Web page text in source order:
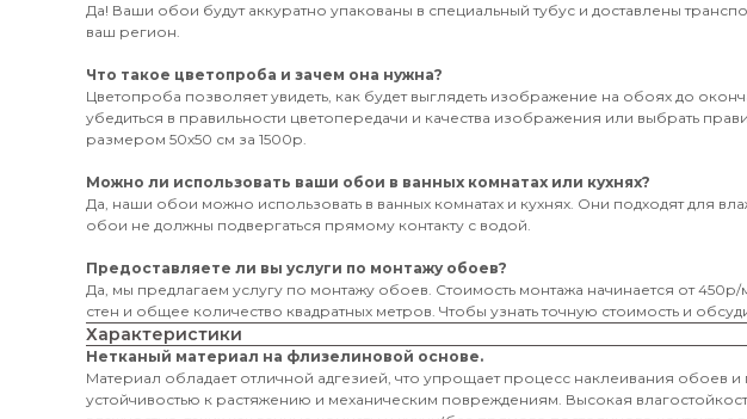
Да! Ваши обои будут аккуратно упакованы в специальный тубус и доставлены
ваш регион.
Что такое цветопроба и зачем она нужна?
Цветопроба позволяет увидеть, как будет выглядеть изображение на обоях до
убедиться в правильности цветопередачи и качества изображения или выбрать
размером 50х50 см за 1500р.
Можно ли использовать ваши обои в ванных комнатах или кухнях?
Да, наши обои можно использовать в ванных комнатах и кухнях. Они подходят для
обои не должны подвергаться прямому контакту с водой.
Предоставляете ли вы услуги по монтажу обоев?
Да, мы предлагаем услугу по монтажу обоев. Стоимость монтажа начинается от
стен и общее количество квадратных метров. Чтобы узнать точную стоимость и
Характеристики
Нетканый материал на флизелиновой основе.
Материал обладает отличной адгезией, что упрощает процесс наклеивания обоев
устойчивостью к растяжению и механическим повреждениям. Высокая